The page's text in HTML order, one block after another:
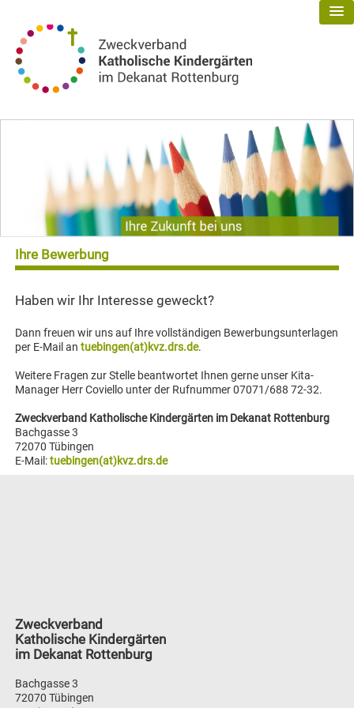
Ihre Bewerbung
Haben wir Ihr Interesse geweckt?
Dann freuen wir uns auf Ihre vollständigen Bewerbungsunterlagen
per E-Mail antuebingen(at)kvz.drs.de.
Weitere Fragen zur Stelle beantwortet Ihnen gerne unser Kita-
Manager Herr Coviello unter der Rufnummer 07071/688 72-32.
Zweckverband Katholische Kindergärten im Dekanat Rottenburg
Bachgasse 3
72070 Tübingen
E-Mail:tuebingen(at)kvz.drs.de
Zweckverband
Katholische Kindergärten
im Dekanat Rottenburg
Bachgasse 3
72070 Tübingen